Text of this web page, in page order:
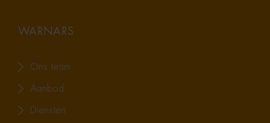
WARNARS
Ons team
Aanbod
Diensten